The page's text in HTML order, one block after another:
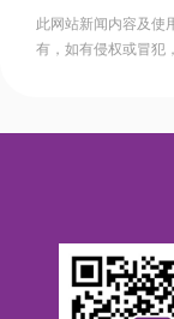
此网站新闻内容及使
有，如有侵权或冒犯